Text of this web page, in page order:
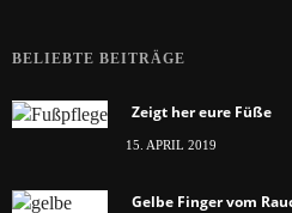
BELIEBTE BEITRÄGE
Zeigt her eure Füße
15. APRIL 2019
Gelbe Finger vom